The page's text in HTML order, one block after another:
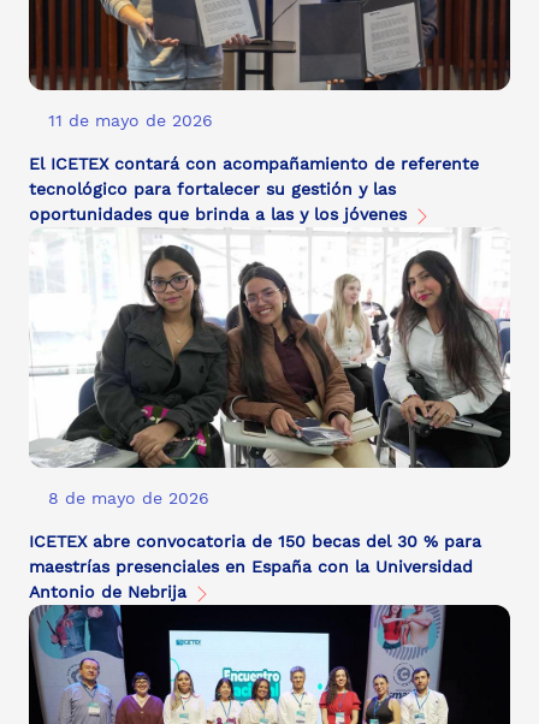
11 de mayo de 2026
El ICETEX contará con acompañamiento de referente
tecnológico para fortalecer su gestión y las
oportunidades que brinda a las y los jóvenes
8 de mayo de 2026
ICETEX abre convocatoria de 150 becas del 30 % para
maestrías presenciales en España con la Universidad
Antonio de Nebrija